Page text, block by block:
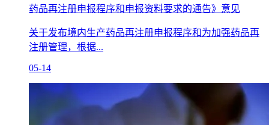
药品再注册申报程序和申报资料要求的通告》意见
关于发布境内生产药品再注册申报程序和为加强药品再
注册管理，根据...
05-14